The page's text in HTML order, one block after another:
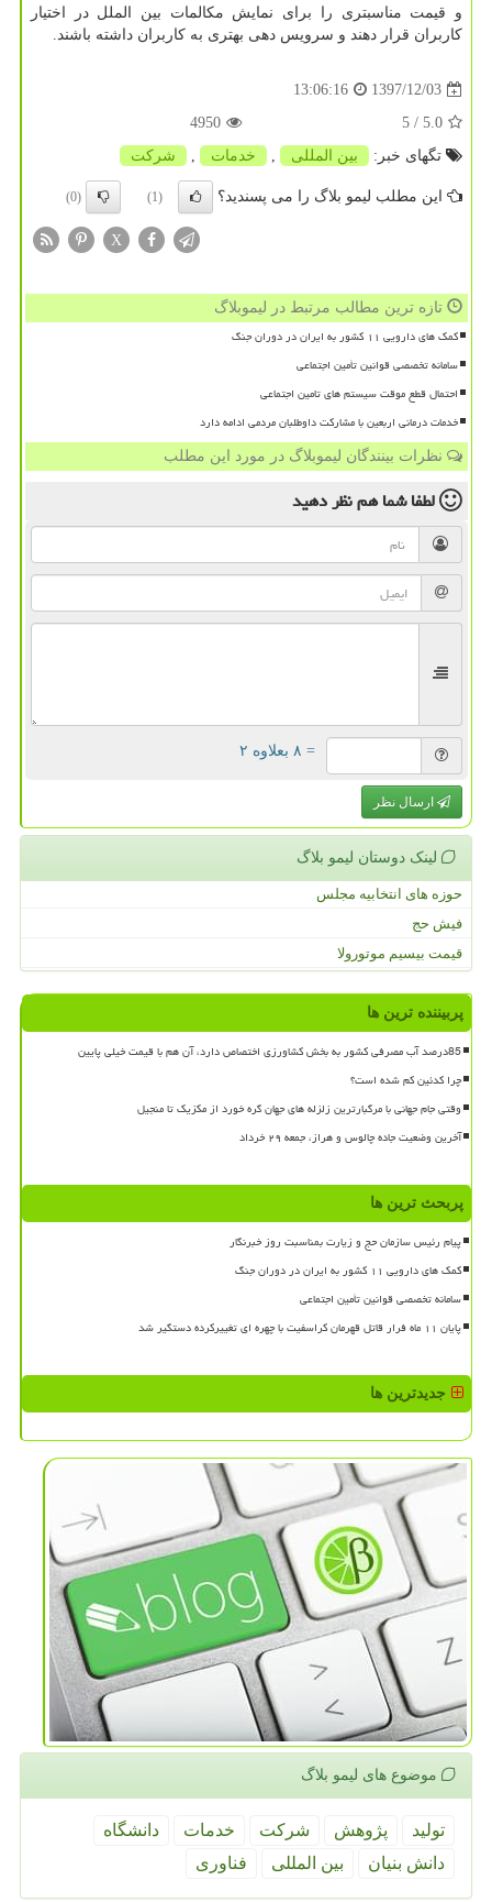
و قیمت مناسبتری را برای نمایش مكالمات بین الملل در اختیار
كاربران قرار دهند و سرویس دهی بهتری به كاربران داشته باشند.
1397/12/03
13:06:16
5.0
/ 5
4950
تگهای خبر:
بین المللی , خدمات , شركت
این مطلب لیمو بلاگ را می پسندید؟ (1)
(0)
X
تازه ترین مطالب مرتبط در لیموبلاگ
کمک های دارویی ۱۱ کشور به ایران در دوران جنگ
سامانه تخصصی قوانین تأمین اجتماعی
احتمال قطع موقت سیستم های تامین اجتماعی
خدمات درمانی اربعین با مشارکت داوطلبان مردمی ادامه دارد
نظرات بینندگان لیموبلاگ در مورد این مطلب
لطفا شما همنظر دهید
= ۸ بعلاوه ۲
ارسال نظر
لینک دوستان لیمو بلاگ
حوزه های انتخابیه مجلس
فیش حج
قیمت بیسیم موتورولا
پربیننده ترین ها
85درصد آب مصرفی کشور به بخش کشاورزی اختصاص دارد، آن هم با قیمت خیلی پایین
چرا کدئین کم شده است؟
وقتی جام جهانی با مرگبارترین زلزله های جهان گره خورد از مکزیک تا منجیل
آخرین وضعیت جاده چالوس و هراز، جمعه ۲۹ خرداد
پربحث ترین ها
پیام رئیس سازمان حج و زیارت بمناسبت روز خبرنگار
کمک های دارویی ۱۱ کشور به ایران در دوران جنگ
سامانه تخصصی قوانین تأمین اجتماعی
پایان ۱۱ ماه فرار قاتل قهرمان کراسفیت با چهره ای تغییرکرده دستگیر شد
جدیدترین ها
موضوع های لیمو بلاگ
تولید پژوهش شركت خدمات
دانشگاه
دانش بنیان
بین المللی فناوری